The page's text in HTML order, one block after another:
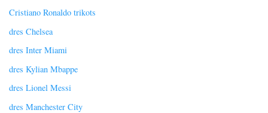
Cristiano Ronaldo trikots
dres Chelsea
dres Inter Miami
dres Kylian Mbappe
dres Lionel Messi
dres Manchester City